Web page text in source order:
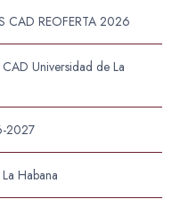
CAD REOFERTA 2026
Universidad de La
2027
Habana